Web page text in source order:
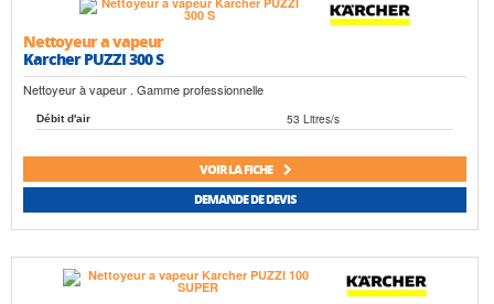
Nettoyeur a vapeur
Karcher PUZZI 300 S
Nettoyeur à vapeur . Gamme professionnelle
Débit d'air 53 Litres/s
VOIR LA FICHE
DEMANDE DE DEVIS